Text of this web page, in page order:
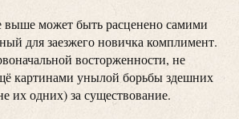
выше может быть расценено самими
для заезжего новичка комплимент.
восторженности, не
картинами унылой борьбы здешних
их одних) за существование.